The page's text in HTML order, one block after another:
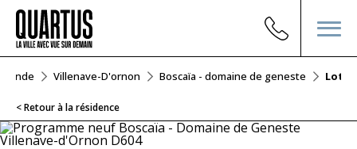
Villenave-D'ornon Boscaïa - domaine de geneste Lot
< Retour à la résidence